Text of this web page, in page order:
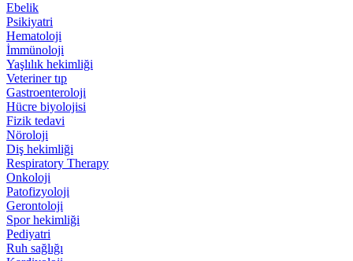
Ebelik
Psikiyatri
Hematoloji
İmmünoloji
Yaşlılık hekimliği
Veteriner tıp
Gastroenteroloji
Hücre biyolojisi
Fizik tedavi
Nöroloji
Diş hekimliği
Respiratory Therapy
Onkoloji
Patofizyoloji
Gerontoloji
Spor hekimliği
Pediyatri
Ruh sağlığı